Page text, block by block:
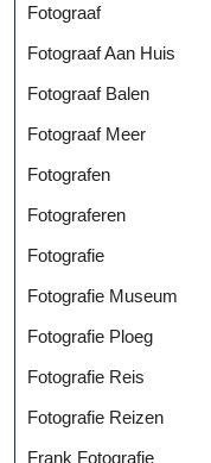
Fotograaf
Fotograaf Aan Huis
Fotograaf Balen
Fotograaf Meer
Fotografen
Fotograferen
Fotografie
Fotografie Museum
Fotografie Ploeg
Fotografie Reis
Fotografie Reizen
Frank Fotografie